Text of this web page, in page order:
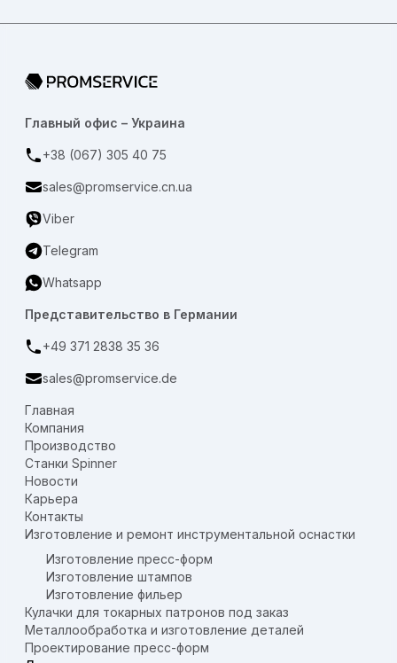
Переход на главную страницу
Главный офис – Украина
+38 (067) 305 40 75
sales@promservice.cn.ua
Viber
Telegram
Whatsapp
Представительство в Германии
+49 371 2838 35 36
sales@promservice.de
Главная
Компания
Производство
Станки Spinner
Новости
Карьера
Контакты
Изготовление и ремонт инструментальной оснастки
Изготовление пресс-форм
Изготовление штампов
Изготовление фильер
Кулачки для токарных патронов под заказ
Металлообработка и изготовление деталей
Проектирование пресс-форм